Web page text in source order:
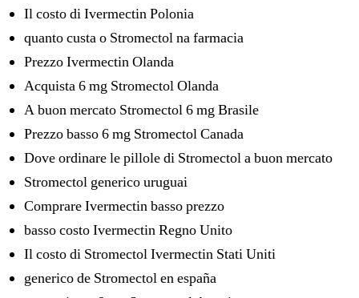
Il costo di Ivermectin Polonia
quanto custa o Stromectol na farmacia
Prezzo Ivermectin Olanda
Acquista 6 mg Stromectol Olanda
A buon mercato Stromectol 6 mg Brasile
Prezzo basso 6 mg Stromectol Canada
Dove ordinare le pillole di Stromectol a buon mercato
Stromectol generico uruguai
Comprare Ivermectin basso prezzo
basso costo Ivermectin Regno Unito
Il costo di Stromectol Ivermectin Stati Uniti
generico de Stromectol en españa